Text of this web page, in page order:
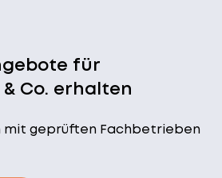
für
Co. erhalten
mit geprüften Fachbetrieben